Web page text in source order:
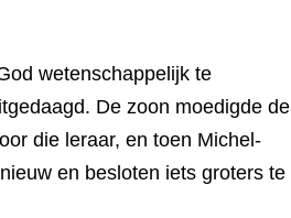
wetenschappelijk te
De zoon moedigde de
die leraar, en toen Michel-
en besloten iets groters te